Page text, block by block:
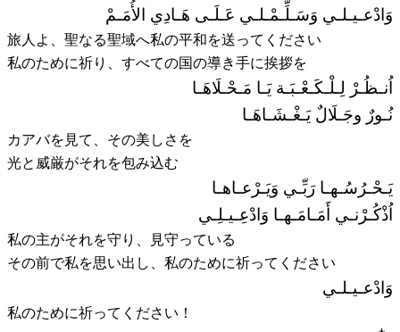
وَادْعـيـلـي وَسَـلِّـمْـلـي عَـلَـى هَـادِي الأُمَـمْ
旅人よ、聖なる聖域へ私の平和を送ってください
私のために祈り、すべての国の導き手に挨拶を
اُنـظُـرْ لِـلْـكَـعْـبَـة يَـا مَـحْـلَاهَـا
نُـورٌ وجَـلَالٌ يَـغْـشَـاهَـا
カアバを見て、その美しさを
光と威厳がそれを包み込む
يَـحْـرُسُـهـا رَبِّـي وَيَـرْعـاهـا
اُذْكُـرْنـي أَمَـامَـهـا وَادْعِـيـلِـي
私の主がそれを守り、見守っている
その前で私を思い出し、私のために祈ってください
وَادْعـيـلـي
私のために祈ってください！